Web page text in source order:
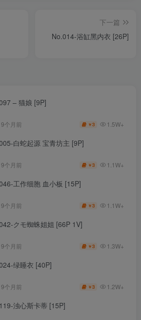
下一篇
No.014-浴缸黑内衣 [26P]
– 猫娘 [9P]
9个月前 ￥3 1.5W+
白蛇起源 宝青坊主 [9P]
9个月前 ￥3 1.1W+
工作细胞 血小板 [15P]
9个月前 ￥3 1.1W+
クモ蜘蛛姐姐 [66P 1V]
9个月前 ￥3 1.3W+
绿睡衣 [40P]
9个月前 ￥3 1.2W+
浊心斯卡蒂 [15P]